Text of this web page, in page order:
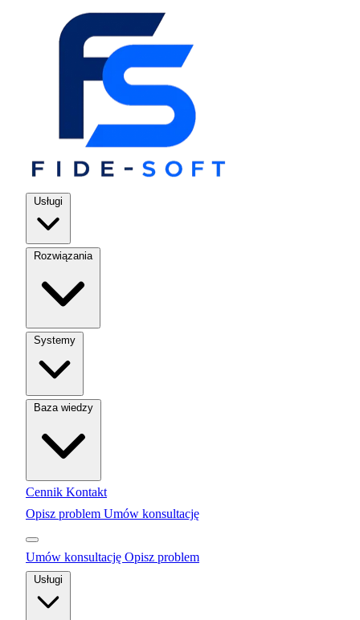
Rozwiązania
Cennik Kontakt
Opisz problem Umów konsultację
Umów konsultację Opisz problem